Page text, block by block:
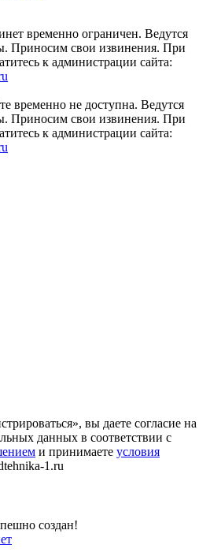
временно ограничен. Ведутся
Приносим свои извинения. При
к администрации сайта:
временно не доступна. Ведутся
Приносим свои извинения. При
к администрации сайта:
вы даете согласие на
данных в соответствии с
и принимаете условия
1.ru
создан!